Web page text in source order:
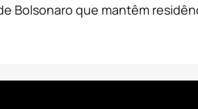
Bolsonaro que mantêm